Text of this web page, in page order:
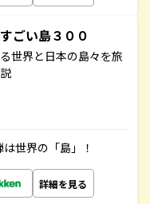
ごい島３００
世界と日本の島々を旅
世界の「島」！
詳細を見る